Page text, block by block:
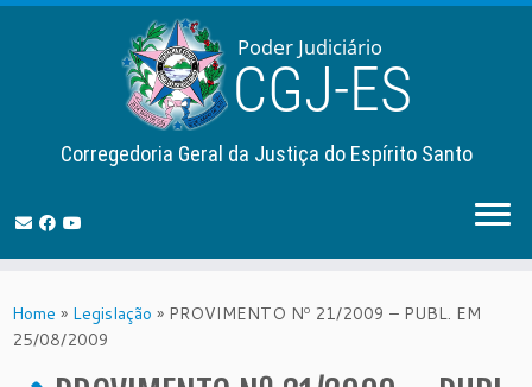
to
content
Corregedoria Geral da Justiça do Espírito Santo
Home » Legislação » PROVIMENTO Nº 21/2009 – PUBL. EM
25/08/2009